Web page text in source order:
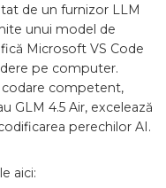
de un furnizor LLM
unui model de
Microsoft VS Code
pe computer.
codare competent,
GLM 4.5 Air, excelează
perechilor AI.
aici: